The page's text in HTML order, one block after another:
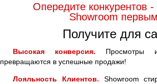
Опередите конкурентов -
Showroom
Получите для
Высокая конверсия.
Просмотры
превращаются в успешные продажи!
Лояльность Клиентов. Showroom